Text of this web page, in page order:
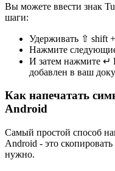
Вы можете ввести знак
шаги:
Удерживать ⇧ shift
Нажмите
И затем нажмите ↵
добавлен в ваш
Как напечатать
Android
Самый простой способ
Android - это скопировать
нужно.